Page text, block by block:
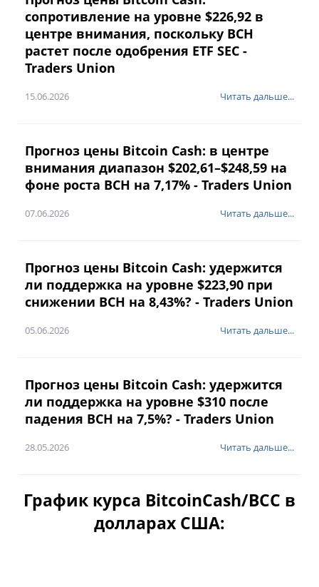
сопротивление на уровне $226,92 в
центре внимания, поскольку BCH
растет после одобрения ETF SEC -
Traders Union
15.06.2026 Читать дальше...
Прогноз цены Bitcoin Cash: в центре
внимания диапазон $202,61–$248,59 на
фоне роста BCH на 7,17% - Traders Union
07.06.2026 Читать дальше...
Прогноз цены Bitcoin Cash: удержится
ли поддержка на уровне $223,90 при
снижении BCH на 8,43%? - Traders Union
05.06.2026 Читать дальше...
Прогноз цены Bitcoin Cash: удержится
ли поддержка на уровне $310 после
падения BCH на 7,5%? - Traders Union
28.05.2026 Читать дальше...
График курса BitcoinCash/BCC в
долларах США: